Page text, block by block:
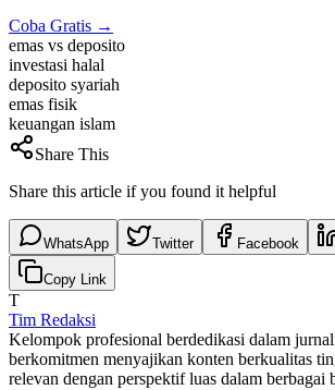
Coba Gratis →
emas vs deposito
investasi halal
deposito syariah
emas fisik
keuangan islam
Share This
Share this article if you found it helpful
WhatsApp Twitter Facebook
Copy Link
T
Tim Redaksi
Kelompok profesional berdedikasi dalam
berkomitmen menyajikan konten berkualitas
relevan dengan perspektif luas dalam berbagai